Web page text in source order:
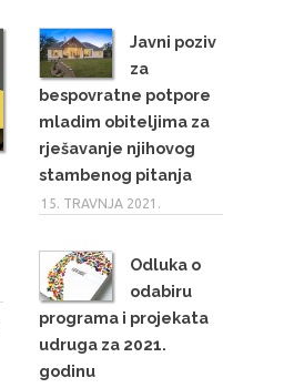
Javni poziv
za
bespovratne potpore
mladim obiteljima za
rješavanje njihovog
stambenog pitanja
15. TRAVNJA 2021.
Odluka o
odabiru
programa i projekata
udruga za 2021.
godinu